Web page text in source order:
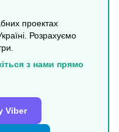
проектах
Розрахуємо
з нами прямо
Viber